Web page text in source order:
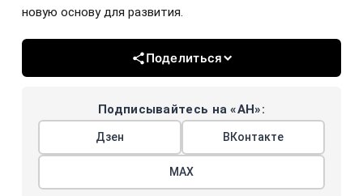
новую основу для развития.
Поделиться
Подписывайтесь на «АН»:
Дзен ВКонтакте
МАХ